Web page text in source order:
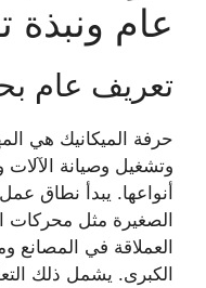
عام ونبذة
تعريف عام
حرفة الميكانيك هي
وتشغيل وصيانة الآلات
أنواعها. يبدأ نطاق
الصغيرة مثل محركات
العملاقة في المصانع
الكبرى. يشمل ذلك